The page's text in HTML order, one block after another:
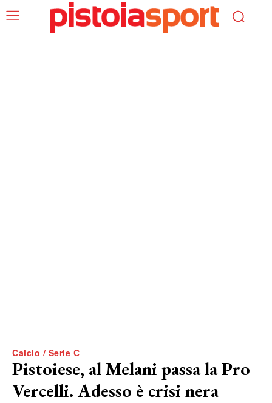
Calcio / Serie C
Pistoiese, al Melani passa la Pro
Vercelli. Adesso è crisi nera